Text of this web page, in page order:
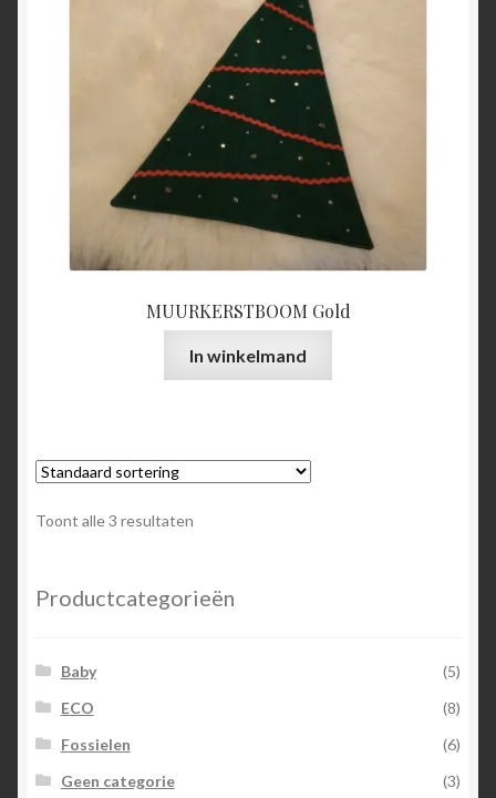
MUURKERSTBOOM Gold
In winkelmand
Toont alle 3 resultaten
Productcategorieën
Baby
(5)
ECO
(8)
Fossielen
(6)
Geen categorie
(3)